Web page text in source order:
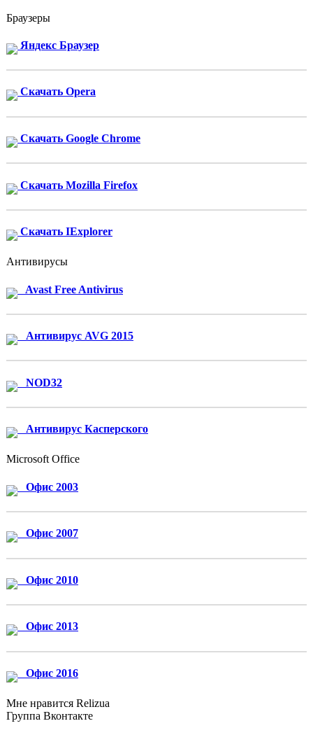
Браузеры
Яндекс Браузер
Скачать Opera
Скачать Google Chrome
Скачать Mozilla Firefox
Скачать IExplorer
Антивирусы
Avast Free Antivirus
Антивирус AVG 2015
NOD32
Антивирус Касперского
Microsoft Office
Офис 2003
Офис 2007
Офис 2010
Офис 2013
Офис 2016
Мне нравится Relizua
Группа Вконтакте